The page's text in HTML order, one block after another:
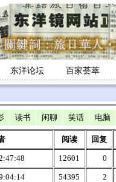
东洋论坛 百家荟萃
读书 闲聊 笑话 电脑
阅读 回复
12601 0
54395 2